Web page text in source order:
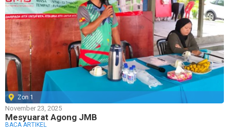
Zon 1
November 23, 2025
Mesyuarat Agong JMB
BACA ARTIKEL